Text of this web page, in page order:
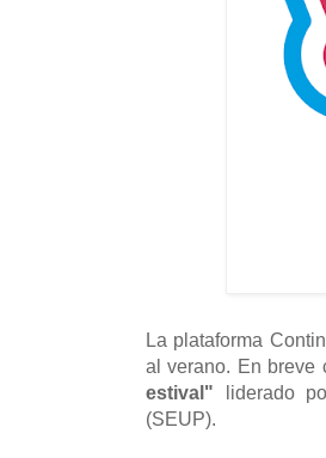
La plataforma
al verano. En breve
estival" liderado
(SEUP).